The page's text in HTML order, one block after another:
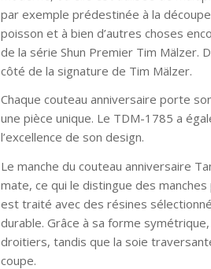
par exemple prédestinée à la
poisson et à bien d’autres choses
de la série Shun Premier Tim Mälzer.
côté de la signature de Tim Mälzer.
Chaque couteau anniversaire porte
une pièce unique. Le TDM-1785 a
l’excellence de son design.
Le manche du couteau anniversaire
mate, ce qui le distingue des
est traité avec des résines
durable. Grâce à sa forme
droitiers, tandis que la soie
coupe.